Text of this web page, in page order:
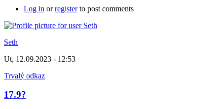
Log in orregisterto post comments
Seth
Ut, 12.09.2023 - 12:53
Trvalý odkaz
17.9?